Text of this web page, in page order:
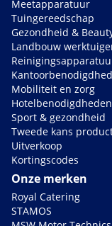
Meetapparatuur
Tuingereedschap
Gezondheid &
Landbouw
Mobiliteit en zorg
Hotelbenodigdheden
Sport & gezondheid
Tweede kans
Uitverkoop
Kortingscodes
Onze merken
Royal Catering
STAMOS